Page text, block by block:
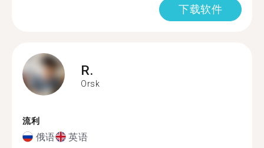
下载软件
R.
Orsk
流利
俄语 英语